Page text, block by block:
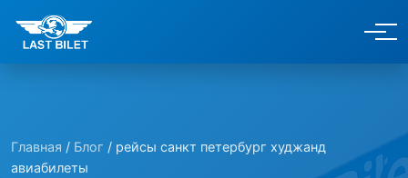
Главная / Блог / рейсы санкт петербург худжанд
авиабилеты